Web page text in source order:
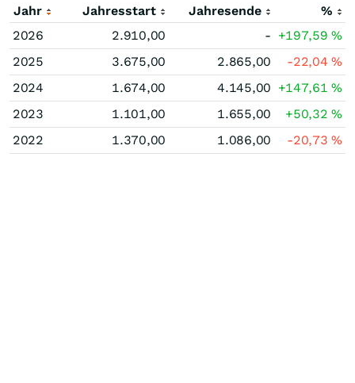
Jahr Jahresstart Jahresende
%
2026
2.910,00 - +197,59%
2025
3.675,00 2.865,00 -22,04%
2024
1.674,00 4.145,00 +147,61%
2023
1.101,00 1.655,00 +50,32%
2022
1.370,00 1.086,00 -20,73%